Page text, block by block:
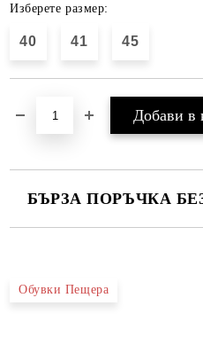
Изберете размер:
40 41 45
БЪРЗА ПОРЪЧКА
Обувки Пещера